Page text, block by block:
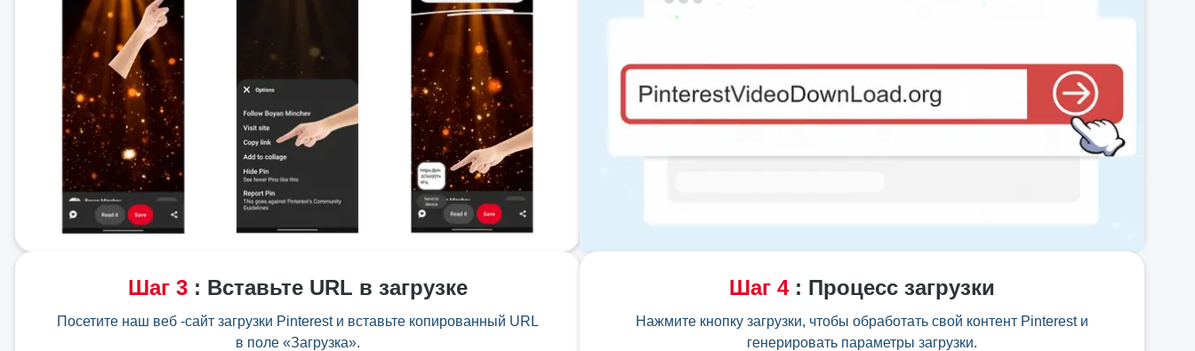
Шаг 3 : Вставьте URL в загрузке
Посетите наш веб -сайт загрузки Pinterest и вставьте копированный URL
в поле «Загрузка».
Шаг 4 : Процесс загрузки
Нажмите кнопку загрузки, чтобы обработать свой контент Pinterest и
генерировать параметры загрузки.